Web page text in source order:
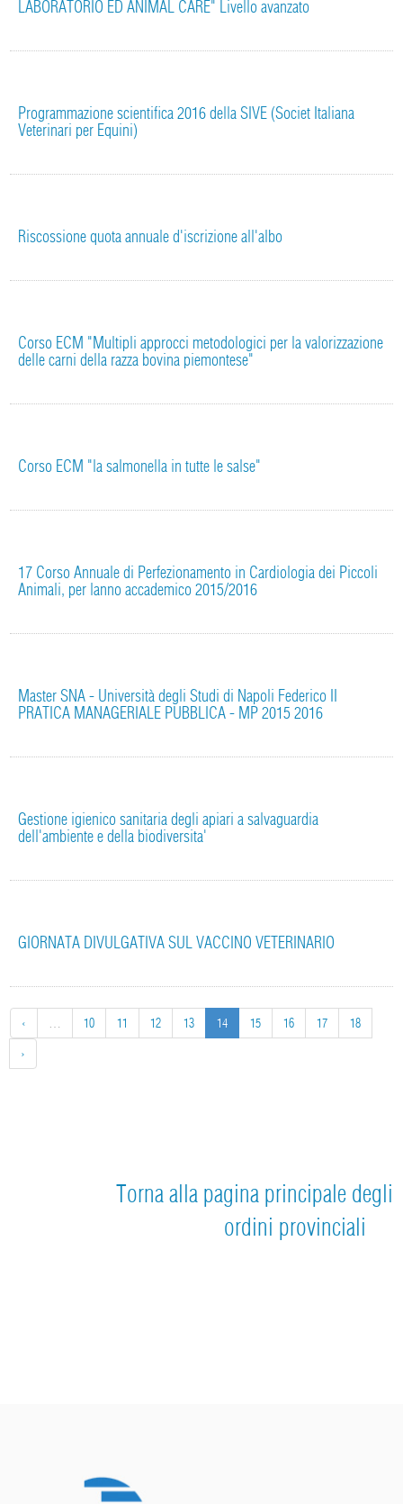
LABORATORIO ED ANIMAL CARE" Livello avanzato
Programmazione scientifica 2016 della SIVE (Societ Italiana
Veterinari per Equini)
Riscossione quota annuale d'iscrizione all'albo
Corso ECM "Multipli approcci metodologici per la valorizzazione
delle carni della razza bovina piemontese"
Corso ECM "la salmonella in tutte le salse"
17 Corso Annuale di Perfezionamento in Cardiologia dei Piccoli
Animali, per lanno accademico 2015/2016
Master SNA - Università degli Studi di Napoli Federico II
PRATICA MANAGERIALE PUBBLICA - MP 2015 2016
Gestione igienico sanitaria degli apiari a salvaguardia
dell'ambiente e della biodiversita'
GIORNATA DIVULGATIVA SUL VACCINO VETERINARIO
‹ … 10 11 12 13 14 15 16 17
18
›
Torna alla pagina principale degli
ordini provinciali